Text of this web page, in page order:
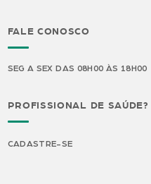
FALE CONOSCO
SEG A SEX DAS 08H00 ÀS 18H00
PROFISSIONAL DE SAÚDE?
CADASTRE-SE